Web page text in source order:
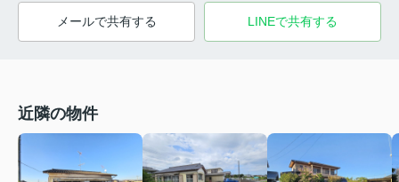
メールで共有する LINEで共有する
近隣の物件